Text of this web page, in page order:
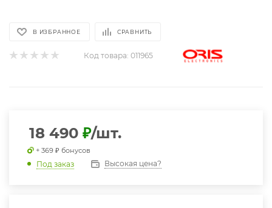
В ИЗБРАННОЕ СРАВНИТЬ
Код товара: 011965
18 490 ₽/шт.
+ 369 ₽ бонусов
Под заказ Высокая цена?